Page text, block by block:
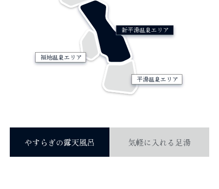
新平湯温泉エリア
福地温泉エリア
平湯温泉エリア
やすらぎの露天風呂 気軽に入れる足湯